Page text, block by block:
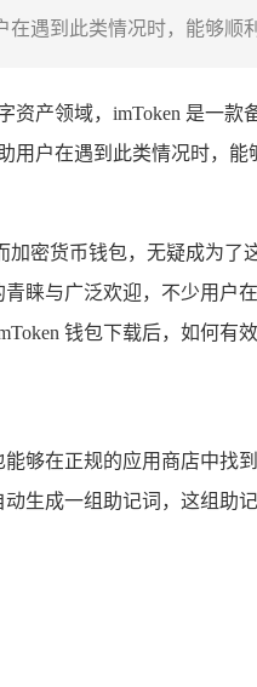
遇到此类情况时，能够顺
产领域，imToken 是一款
户在遇到此类情况时，
密货币钱包，无疑成为了
与广泛欢迎，不少用户
钱包下载后，如何有
够在正规的应用商店中找
生成一组助记词，这组助